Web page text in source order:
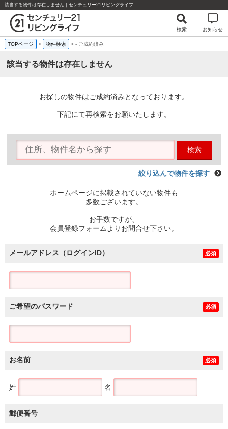
該当する物件は存在しません｜センチュリー21リビングライフ
検索 お知らせ
TOPページ > 物件検索 >- ご成約済み
該当する物件は存在しません
お探しの物件はご成約済みとなっております。
下記にて再検索をお願いたします。
検索
絞り込んで物件を探す
ホームページに掲載されていない物件も
多数ございます。
お手数ですが、
会員登録フォームよりお問合せ下さい。
メールアドレス（ログインID） 必須
ご希望のパスワード 必須
お名前 必須
姓 名
郵便番号